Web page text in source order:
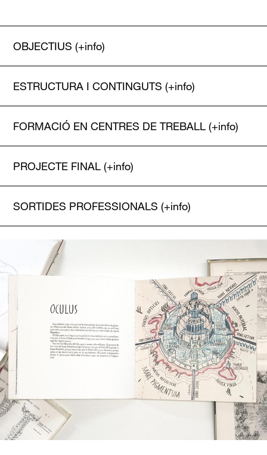
OBJECTIUS (+info)
ESTRUCTURA I CONTINGUTS (+info)
FORMACIÓ EN CENTRES DE TREBALL (+info)
PROJECTE FINAL (+info)
SORTIDES PROFESSIONALS (+info)